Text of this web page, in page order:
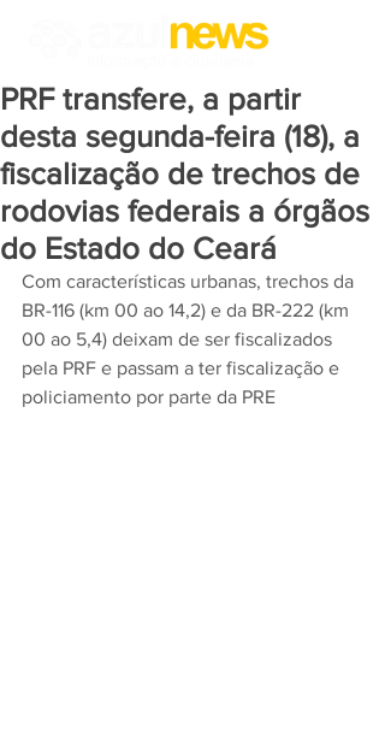
PRF transfere, a partir
desta segunda-feira (18), a
fiscalização de trechos de
rodovias federais a órgãos
do Estado do Ceará
Com características urbanas, trechos da
BR-116 (km 00 ao 14,2) e da BR-222 (km
00 ao 5,4) deixam de ser fiscalizados
pela PRF e passam a ter fiscalização e
policiamento por parte da PRE